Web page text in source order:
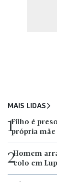
MAIS LIDAS
1Filho é
própria
2Homem
colo em